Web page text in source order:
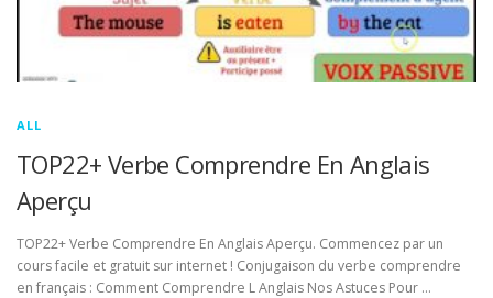
ALL
TOP22+ Verbe Comprendre En Anglais
Aperçu
TOP22+ Verbe Comprendre En Anglais Aperçu. Commencez par un
cours facile et gratuit sur internet ! Conjugaison du verbe comprendre
en français : Comment Comprendre L Anglais Nos Astuces Pour …